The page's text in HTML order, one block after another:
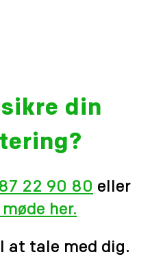
din
87 22 90 80 eller
her.
at tale med dig.